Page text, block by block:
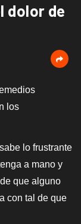
dolor de
los
lo frustrante
a mano y
que alguno
con tal de que